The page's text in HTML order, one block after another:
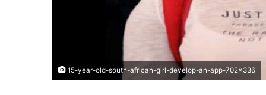
15-year-old-south-african-girl-develop-an-app-702x336